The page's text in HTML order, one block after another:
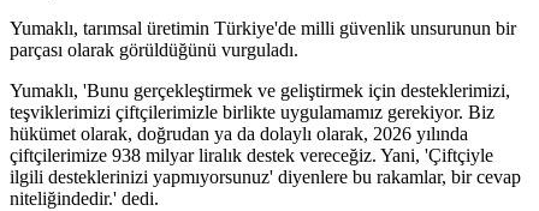
Yumaklı, tarımsal üretimin Türkiye'de milli güvenlik unsurunun bir
parçası olarak görüldüğünü vurguladı.
Yumaklı, 'Bunu gerçekleştirmek ve geliştirmek için desteklerimizi,
teşviklerimizi çiftçilerimizle birlikte uygulamamız gerekiyor. Biz
hükümet olarak, doğrudan ya da dolaylı olarak, 2026 yılında
çiftçilerimize 938 milyar liralık destek vereceğiz. Yani, 'Çiftçiyle
ilgili desteklerinizi yapmıyorsunuz' diyenlere bu rakamlar, bir cevap
niteliğindedir.' dedi.